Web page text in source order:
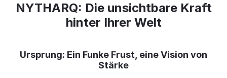
NYTHARQ: Die unsichtbare Kraft
hinter Ihrer Welt
Ursprung: Ein Funke Frust, eine Vision von
Stärke